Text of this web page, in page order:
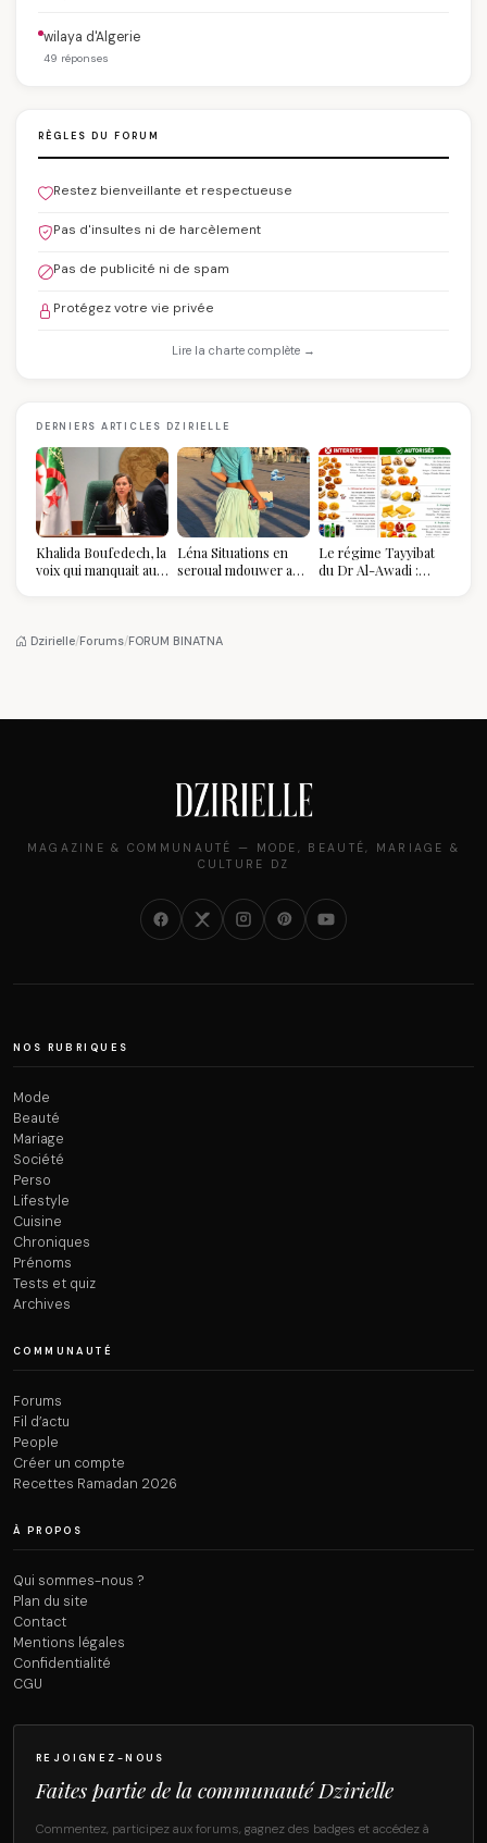
wilaya d'Algerie
49 réponses
RÈGLES DU FORUM
Restez bienveillante et respectueuse
Pas d'insultes ni de harcèlement
Pas de publicité ni de spam
Protégez votre vie privée
Lire la charte complète →
DERNIERS ARTICLES DZIRIELLE
Khalida Boufedech, la
voix qui manquait au
Léna Situations en
seroual mdouwer au
pièce mode de l'été
Le régime Tayyibat
du Dr Al-Awadi :
Dzirielle/Forums/FORUM BINATNA
MAGAZINE & COMMUNAUTÉ — MODE, BEAUTÉ, MARIAGE &
CULTURE DZ
NOS RUBRIQUES
Mode
Beauté
Mariage
Société
Perso
Lifestyle
Cuisine
Chroniques
Prénoms
Tests et quiz
Archives
COMMUNAUTÉ
Forums
Fil d’actu
People
Créer un compte
Recettes Ramadan 2026
À PROPOS
Qui sommes-nous ?
Plan du site
Contact
Mentions légales
Confidentialité
CGU
REJOIGNEZ-NOUS
Faites partie de la communauté Dzirielle
Commentez, participez aux forums, gagnez des badges et accédez à